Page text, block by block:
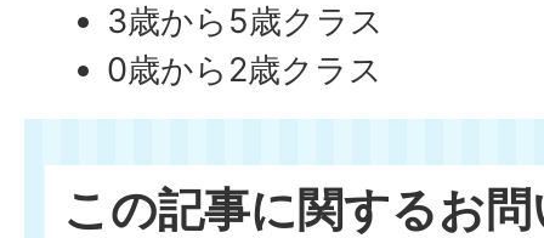
3歳から5歳クラス
0歳から2歳クラス
この記事に関するお